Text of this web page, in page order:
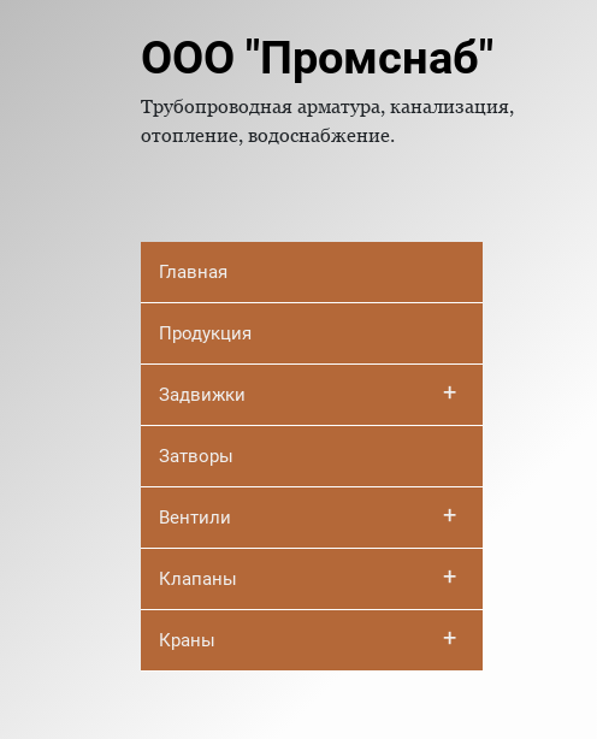
ООО "Промснаб"
Трубопроводная арматура, канализация,
отопление, водоснабжение.
Главная
Продукция
Задвижки +
Затворы
Вентили +
Клапаны +
Краны +